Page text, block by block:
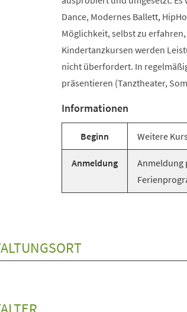
Dance, Modernes Ballett,
Möglichkeit, selbst zu
Kindertanzkursen werden
nicht überfordert. In
präsentieren (Tanztheater,
Informationen
Beginn Weitere
Anmeldung
Anmeldung